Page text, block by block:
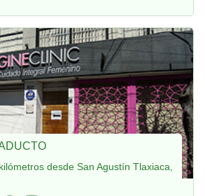
desde San Agustín Tlaxiaca,